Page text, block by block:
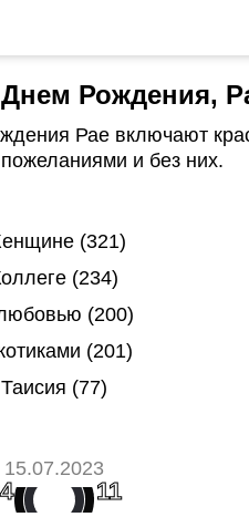
Рождения,
Рае включают
и без них.
(321)
(234)
(200)
(201)
Таисия (77)
15.07.2023
11